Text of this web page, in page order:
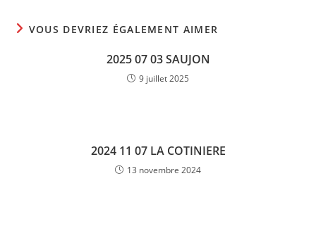
VOUS DEVRIEZ ÉGALEMENT AIMER
2025 07 03 SAUJON
9 juillet 2025
2024 11 07 LA COTINIERE
13 novembre 2024